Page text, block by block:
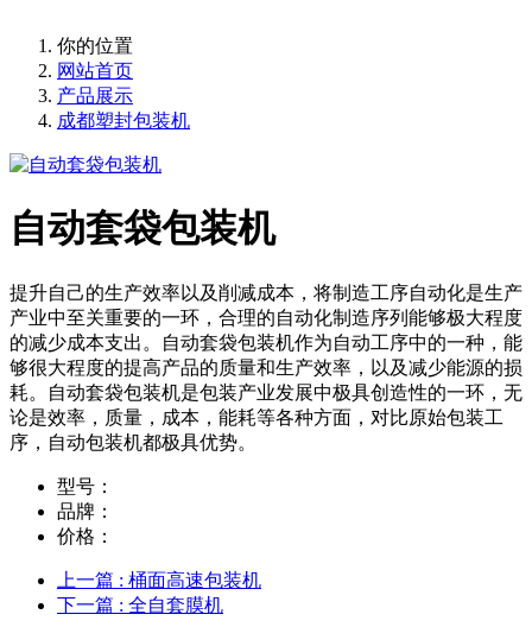
你的位置
网站首页
产品展示
成都塑封包装机
自动套袋包装机
提升自己的生产效率以及削减成本，将制造工序自动化是生产
产业中至关重要的一环，合理的自动化制造序列能够极大程度
的减少成本支出。自动套袋包装机作为自动工序中的一种，能
够很大程度的提高产品的质量和生产效率，以及减少能源的损
耗。自动套袋包装机是包装产业发展中极具创造性的一环，无
论是效率，质量，成本，能耗等各种方面，对比原始包装工
序，自动包装机都极具优势。
型号：
品牌：
价格：
上一篇 : 桶面高速包装机
下一篇 : 全自套膜机